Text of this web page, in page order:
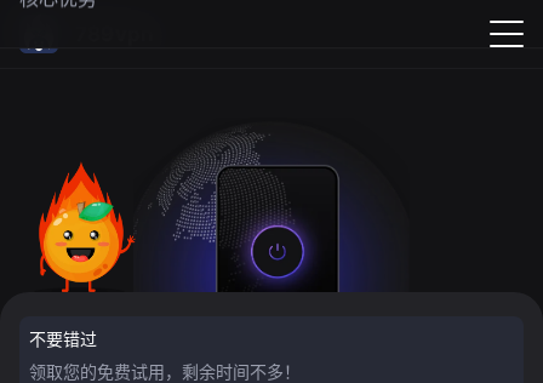
不要错过
领取您的免费试用，剩余时间不多！